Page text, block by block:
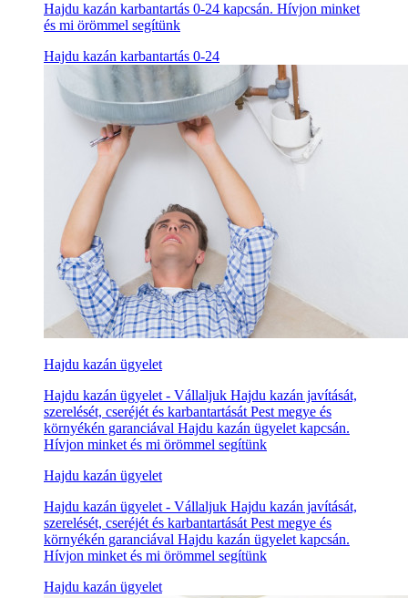
Hajdu kazán karbantartás 0-24 kapcsán. Hívjon minket
és mi örömmel segítünk
Hajdu kazán karbantartás 0-24
Hajdu kazán ügyelet
Hajdu kazán ügyelet - Vállaljuk Hajdu kazán javítását,
szerelését, cseréjét és karbantartását Pest megye és
környékén garanciával Hajdu kazán ügyelet kapcsán.
Hívjon minket és mi örömmel segítünk
Hajdu kazán ügyelet
Hajdu kazán ügyelet - Vállaljuk Hajdu kazán javítását,
szerelését, cseréjét és karbantartását Pest megye és
környékén garanciával Hajdu kazán ügyelet kapcsán.
Hívjon minket és mi örömmel segítünk
Hajdu kazán ügyelet